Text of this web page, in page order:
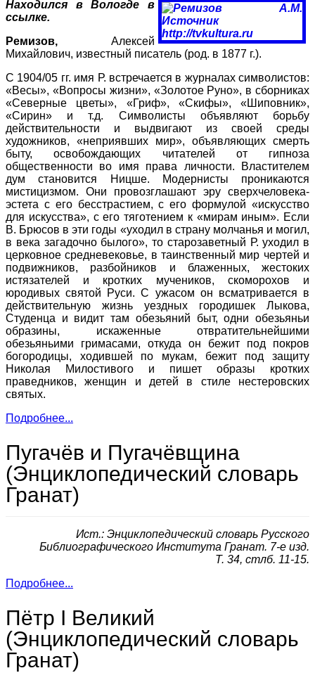
Находился в Вологде в
ссылке.
Ремизов, Алексей
Михайлович, известный писатель (род. в 1877 г.).
С 1904/05 гг. имя Р. встречается в журналах символистов:
«Весы», «Вопросы жизни», «Золотое Руно», в сборниках
«Северные цветы», «Гриф», «Скифы», «Шиповник»,
«Сирин» и т.д. Символисты объявляют борьбу
действительности и выдвигают из своей среды
художников, «неприявших мир», объявляющих смерть
быту, освобождающих читателей от гипноза
общественности во имя права личности. Властителем
дум становится Ницше. Модернисты проникаются
мистицизмом. Они провозглашают эру сверхчеловека-
эстета с его бесстрастием, с его формулой «искусство
для искусства», с его тяготением к «мирам иным». Если
В. Брюсов в эти годы «уходил в страну молчанья и могил,
в века загадочно былого», то старозаветный Р. уходил в
церковное средневековье, в таинственный мир чертей и
подвижников, разбойников и блаженных, жестоких
истязателей и кротких мучеников, скоморохов и
юродивых святой Руси. С ужасом он всматривается в
действительную жизнь уездных городишек Лыкова,
Студенца и видит там обезьяний быт, одни обезьяньи
образины, искаженные отвратительнейшими
обезьяньими гримасами, откуда он бежит под покров
богородицы, ходившей по мукам, бежит под защиту
Николая Милостивого и пишет образы кротких
праведников, женщин и детей в стиле нестеровских
святых.
Подробнее...
Пугачёв и Пугачёвщина
(Энциклопедический словарь
Гранат)
Ист.: Энциклопедический словарь Русского
Библиографического Института Гранат. 7-е изд.
Т. 34, стлб. 11-15.
Подробнее...
Пётр I Великий
(Энциклопедический словарь
Гранат)